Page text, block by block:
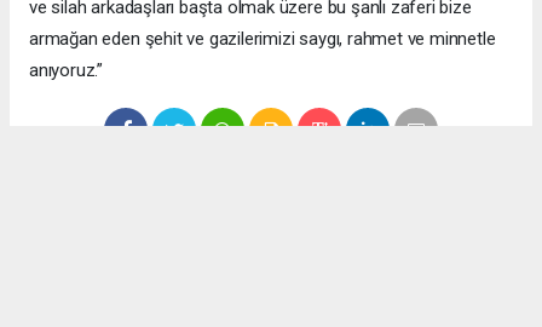
ve silah arkadaşları başta olmak üzere bu şanlı zaferi bize
armağan eden şehit ve gazilerimizi saygı, rahmet ve minnetle
anıyoruz.”